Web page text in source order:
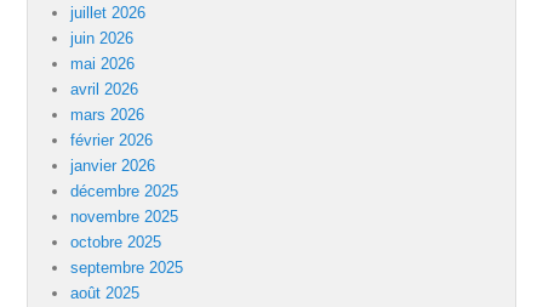
juillet 2026
juin 2026
mai 2026
avril 2026
mars 2026
février 2026
janvier 2026
décembre 2025
novembre 2025
octobre 2025
septembre 2025
août 2025